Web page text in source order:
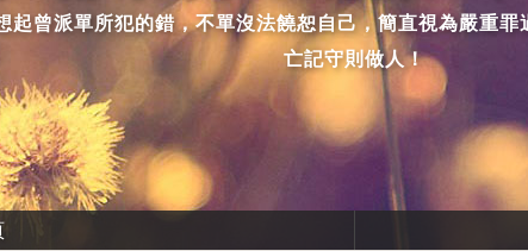
起曾派單所犯的錯，不單沒法饒恕自己，簡直視為嚴重
亡記守則做人！